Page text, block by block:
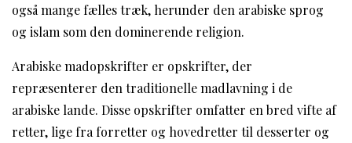
også mange fælles træk, herunder den arabiske sprog
og islam som den dominerende religion.
Arabiske madopskrifter er opskrifter, der
repræsenterer den traditionelle madlavning i de
arabiske lande. Disse opskrifter omfatter en bred vifte af
retter, lige fra forretter og hovedretter til desserter og